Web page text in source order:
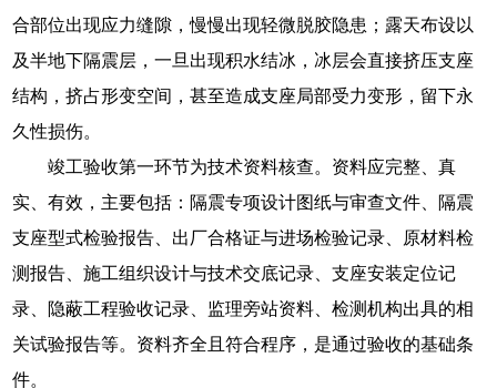
合部位出现应力缝隙，慢慢出现轻微脱胶隐患；露天布设以
及半地下隔震层，一旦出现积水结冰，冰层会直接挤压支座
结构，挤占形变空间，甚至造成支座局部受力变形，留下永
久性损伤。
竣工验收第一环节为技术资料核查。资料应完整、真
实、有效，主要包括：隔震专项设计图纸与审查文件、隔震
支座型式检验报告、出厂合格证与进场检验记录、原材料检
测报告、施工组织设计与技术交底记录、支座安装定位记
录、隐蔽工程验收记录、监理旁站资料、检测机构出具的相
关试验报告等。资料齐全且符合程序，是通过验收的基础条
件。